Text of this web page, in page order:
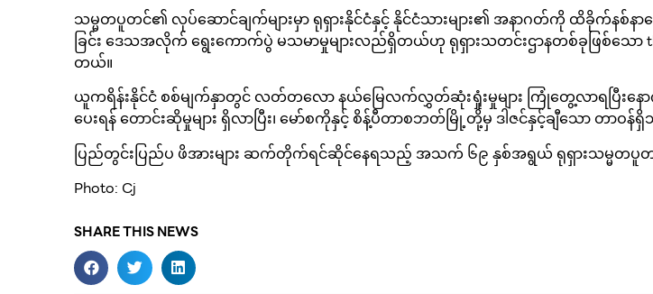
သမ္မတပူတင်၏ လုပ်ဆောင်ချက်များမှာ ရုရှားနိုင်ငံနှင့် နိုင်ငံသားများ၏ အနာဂတ်ကို ထိခိုက်န
ခြင်း ဒေသအလိုက် ရွေးကောက်ပွဲ မသမာမှုများလည်ရှိတယ်ဟု ရုရှားသတင်းဌာနတစ်ခုဖြစ်သော the
တယ်။
ယူကရိန်းနိုင်ငံ စစ်မျက်နှာတွင် လတ်တလော နယ်မြေလက်လွှတ်ဆုံးရှုံးမှုများ ကြုံတွေ့လာရပြီးန
ပေးရန် တောင်းဆိုမှုများ ရှိလာပြီး၊ မော်စကိုနှင့် စိန့်ပီတာစဘတ်မြို့တို့မှ ဒါဇင်နှင့်ချီသော တာဝ
ပြည်တွင်းပြည်ပ ဖိအားများ ဆက်တိုက်ရင်ဆိုင်နေရသည့် အသက် ၆၉ နှစ်အရွယ် ရုရှားသမ္မတ
Photo: Cj
SHARE THIS NEWS